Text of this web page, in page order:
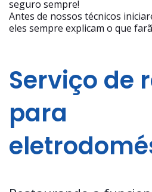
seguro sempre!
Antes de nossos técnicos
eles sempre explicam o que
Serviço de
para